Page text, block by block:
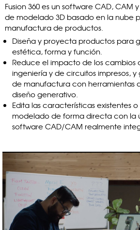
Fusion 360 es un software CAD, CAM
de modelado 3D basado en la nube
manufactura de productos.
Diseña y proyecta productos para
estética, forma y función.
Reduce el impacto de los cambios
ingeniería y de circuitos impresos,
de manufactura con herramientas
diseño generativo.
Edita las características existentes
modelado de forma directa con la
software CAD/CAM realmente